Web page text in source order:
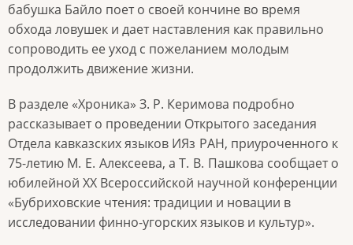
бабушка Байло поет о своей кончине во время
обхода ловушек и дает наставления как правильно
сопроводить ее уход с пожеланием молодым
продолжить движение жизни.
В разделе «Хроника» З. Р. Керимова подробно
рассказывает о проведении Открытого заседания
Отдела кавказских языков ИЯз РАН, приуроченного к
75-летию М. Е. Алексеева, а Т. В. Пашкова сообщает о
юбилейной ХХ Всероссийской научной конференции
«Бубриховские чтения: традиции и новации в
исследовании финно-угорских языков и культур».